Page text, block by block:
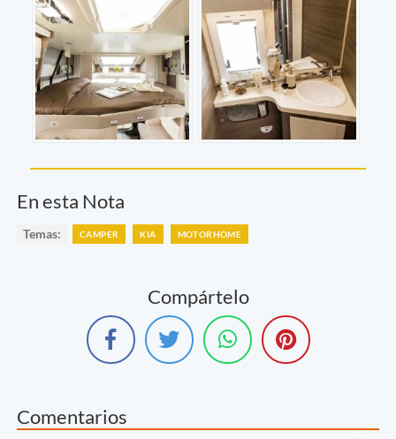
En esta Nota
Temas: CAMPER KIA MOTORHOME
Compártelo
Comentarios